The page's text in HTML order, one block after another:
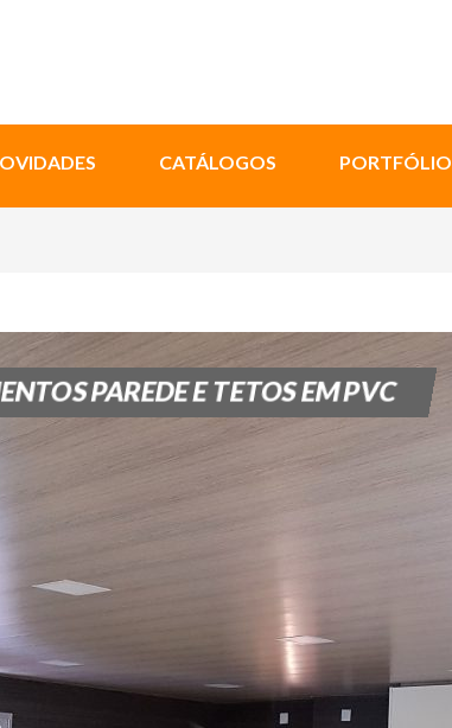
CATÁLOGOS PORTFÓLIO
PAREDE E TETOS EM PVC